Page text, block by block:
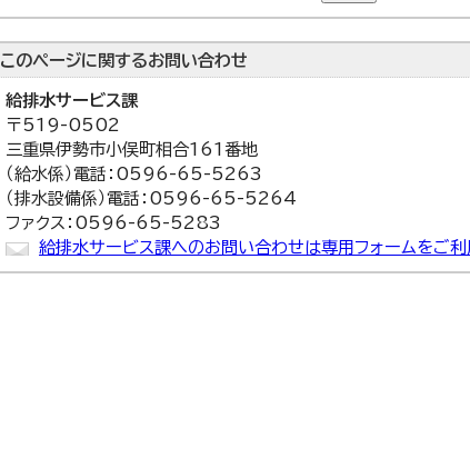
このページに関するお問い合わせ
給排水サービス課
〒519-0502
三重県伊勢市小俣町相合161番地
（給水係）電話：0596-65-5263
（排水設備係）電話：0596-65-5264
ファクス：0596-65-5283
給排水サービス課へのお問い合わせは専用フォームをご利